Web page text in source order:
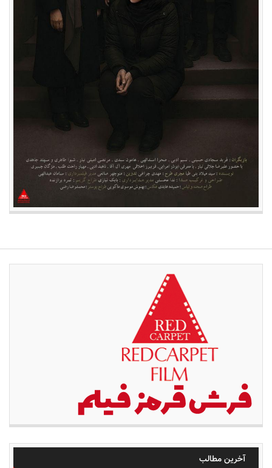
آخرین مطالب